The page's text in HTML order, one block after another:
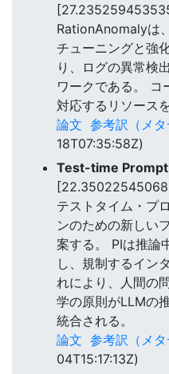
RationAnomalyは
チューニングと強
り、ログの異常検
ワークである。 コ
対応するリソース
論文 参考訳（メタ
18T07:35:58Z)
Test-time
テストタイム・プ
ンのための新しい
案する。 PIは推論
し、規制するイン
れにより、人間の
学の原則がLLMの
統合される。
論文 参考訳（メタ
04T15:17:13Z)